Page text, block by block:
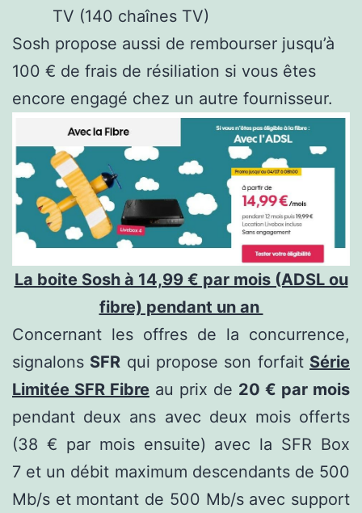
TV (140 chaînes TV)
Sosh propose aussi de rembourser jusqu’à
100 € de frais de résiliation si vous êtes
encore engagé chez un autre fournisseur.
La boite Sosh à 14,99 € par mois (ADSL ou
fibre) pendant un an
Concernant les offres de la concurrence,
signalons SFR qui propose son forfait Série
Limitée SFR Fibre au prix de 20 € par mois
pendant deux ans avec deux mois offerts
(38 € par mois ensuite) avec la SFR Box
7 et un débit maximum descendants de 500
Mb/s et montant de 500 Mb/s avec support